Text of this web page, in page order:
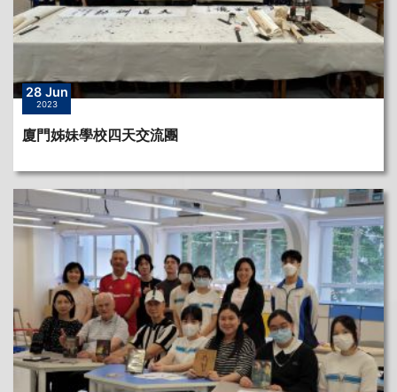
28 Jun
2023
廈門姊妹學校四天交流團